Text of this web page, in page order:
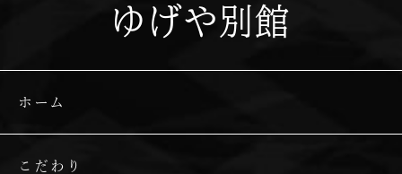
ゆげや別館
ホーム
こだわり